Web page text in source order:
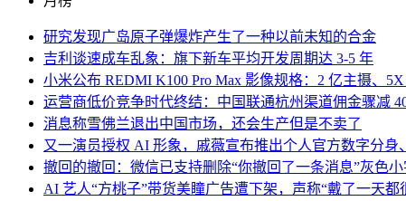
研究发现广岛原子弹爆炸产生了一种以前未知的合金
吉利谈速成车乱象：旗下新车平均开发周期达 3-5 年
小米公布 REDMI K100 Pro Max 影像规格：2 亿主摄、
运营商低价竞争时代终结：中国联通杭州渠道佣金骤减
消息称雪佛兰退出中国市场，还会生产但是不卖了
又一演员授权 AI 形象，戚薇宣布推出个人官方数字分身
撤回的撤回：微信已支持删除“你撤回了一条消息”灰色小
AI 艺人“方桃子”带货美瞳广告遭下架，声称“戴了一天都